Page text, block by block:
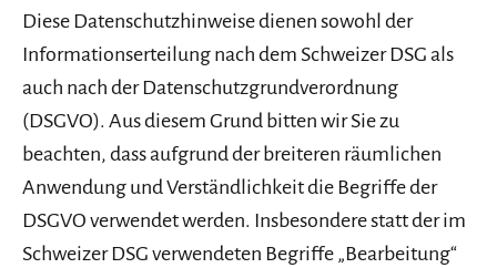
Diese Datenschutzhinweise dienen sowohl der
Informationserteilung nach dem Schweizer DSG als
auch nach der Datenschutzgrundverordnung
(DSGVO). Aus diesem Grund bitten wir Sie zu
beachten, dass aufgrund der breiteren räumlichen
Anwendung und Verständlichkeit die Begriffe der
DSGVO verwendet werden. Insbesondere statt der im
Schweizer DSG verwendeten Begriffe „Bearbeitung“